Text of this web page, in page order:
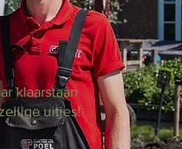
klaarstaan
uitjes!